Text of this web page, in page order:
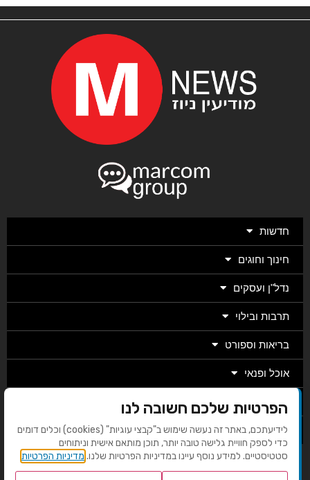
חדשות
חינוך וחוגים
נדל"ן ועסקים
תרבות ובילוי
בריאות וספורט
אוכל ופנאי
מערכת
הפרטיות שלכם חשובה לנו
לידיעתכם, באתר זה נעשה שימוש ב"קבצי עוגיות" (cookies) וכלים דומים
כדי לספק חוויית גלישה טובה יותר, תוכן מותאם אישית וניתוחים
סטטיסטיים. למידע נוסף עיינו במדיניות הפרטיות שלנו. מדיניות הפרטיות